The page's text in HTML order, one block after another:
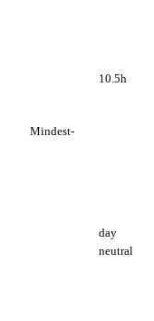
Mindest-
10.5h
day
neutral